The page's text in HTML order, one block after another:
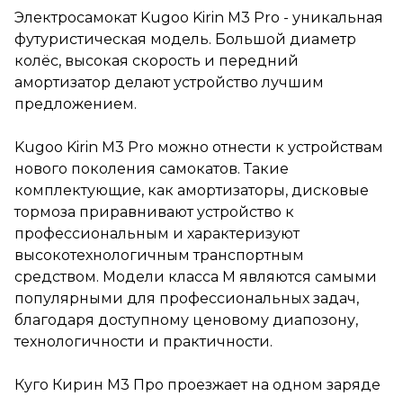
Такие комплектующие, как
амортизаторы, дисковые
тормоза приравнивают
устройство к
характеризуют
высокотехнологичным
Модели класса M являются
самыми популярными для
профессиональных задач,
благодаря доступному
технологичности и
практичности.
Куго Кирин М3 Про
проезжает на одном заряде
аккумулятора расстояние до
52 км со скоростью до 41 км в
владельца. Данные
благодаря емкости
Электросамокат Kugoo Kirin M3 Pro - уникальная
футуристическая модель. Большой диаметр
колёс, высокая скорость и передний
амортизатор делают устройство лучшим
предложением.
Kugoo Kirin M3 Pro можно отнести к устройствам
нового поколения самокатов. Такие
комплектующие, как амортизаторы, дисковые
тормоза приравнивают устройство к
профессиональным и характеризуют
высокотехнологичным транспортным
средством. Модели класса M являются самыми
популярными для профессиональных задач,
благодаря доступному ценовому диапозону,
технологичности и практичности.
Куго Кирин М3 Про проезжает на одном заряде